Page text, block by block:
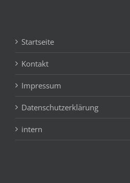
Startseite
Kontakt
Impressum
Datenschutzerklärung
intern